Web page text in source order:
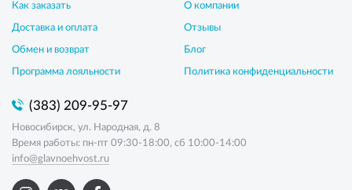
Как заказать
Доставка и оплата
Обмен и возврат
Программа лояльности
О компании
Отзывы
Блог
Политика конфиденциальности
(383) 209-95-97
Новосибирск, ул. Народная, д. 8
Время работы: пн-пт 09:30-18:00, сб 10:00-14:00
info@glavnoehvost.ru